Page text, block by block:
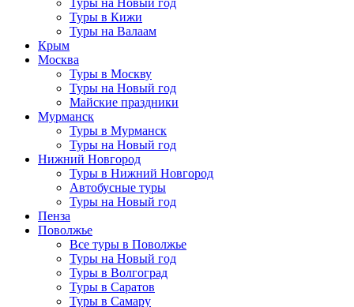
Туры в Кижи
Туры на Валаам
Крым
Москва
Туры в Москву
Туры на Новый год
Майские праздники
Мурманск
Туры в Мурманск
Туры на Новый год
Нижний Новгород
Туры в Нижний Новгород
Автобусные туры
Туры на Новый год
Пенза
Поволжье
Все туры в Поволжье
Туры на Новый год
Туры в Волгоград
Туры в Саратов
Туры в Самару